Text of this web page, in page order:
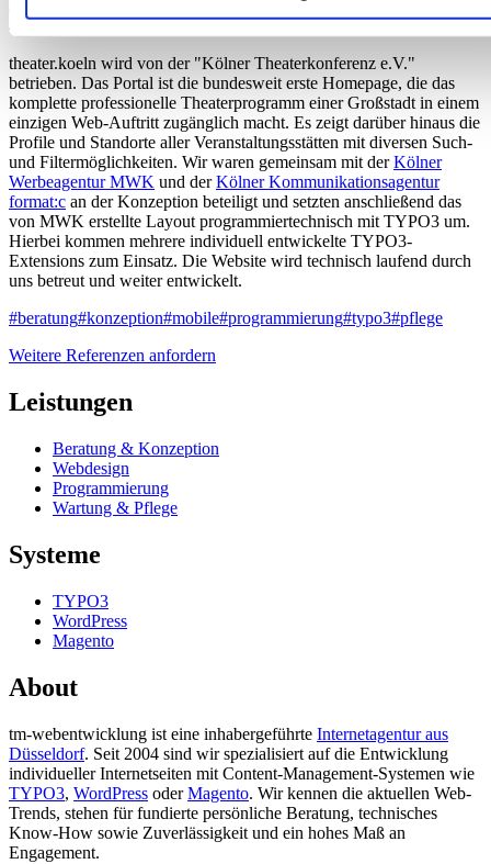
Theater Köln
theater.koeln wird von der "Kölner Theaterkonferenz e.V."
betrieben. Das Portal ist die bundesweit erste Homepage, die das
komplette professionelle Theaterprogramm einer Großstadt in einem
einzigen Web-Auftritt zugänglich macht. Es zeigt darüber hinaus die
Profile und Standorte aller Veranstaltungsstätten mit diversen Such-
und Filtermöglichkeiten. Wir waren gemeinsam mit derKölner
Werbeagentur MWK und derKölner Kommunikationsagentur
format:c an der Konzeption beteiligt und setzten anschließend das
von MWK erstellte Layout programmiertechnisch mit TYPO3 um.
Hierbei kommen mehrere individuell entwickelte TYPO3-
Extensions zum Einsatz. Die Website wird technisch laufend durch
uns betreut und weiter entwickelt.
#beratung#konzeption#mobile#programmierung#typo3#pflege
Weitere Referenzen anfordern
Leistungen
Beratung & Konzeption
Webdesign
Programmierung
Wartung & Pflege
Systeme
TYPO3
WordPress
Magento
About
tm-webentwicklung ist eine inhabergeführte Internetagentur aus
Düsseldorf. Seit 2004 sind wir spezialisiert auf die Entwicklung
individueller Internetseiten mit Content-Management-Systemen wie
TYPO3, WordPress oderMagento. Wir kennen die aktuellen Web-
Trends, stehen für fundierte persönliche Beratung, technisches
Know-How sowie Zuverlässigkeit und ein hohes Maß an
Engagement.